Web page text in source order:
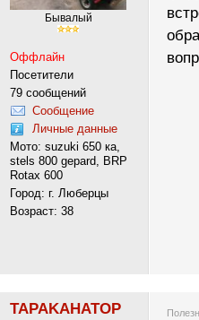
Бывалый
Оффлайн
Посетители
79 сообщений
Сообщение
Личные данные
Мото: suzuki 650 ка,
stels 800 gepard, BRP
Rotax 600
Город: г. Люберцы
Возраст: 38
TAPAKAHATOP